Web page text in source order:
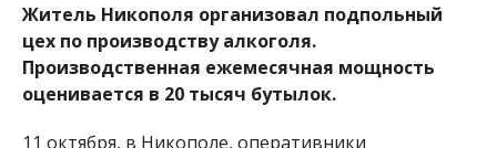
Житель Никополя организовал подпольный
цех по производству алкоголя.
Производственная ежемесячная мощность
оценивается в 20 тысяч бутылок.
11 октября, в Никополе, оперативники